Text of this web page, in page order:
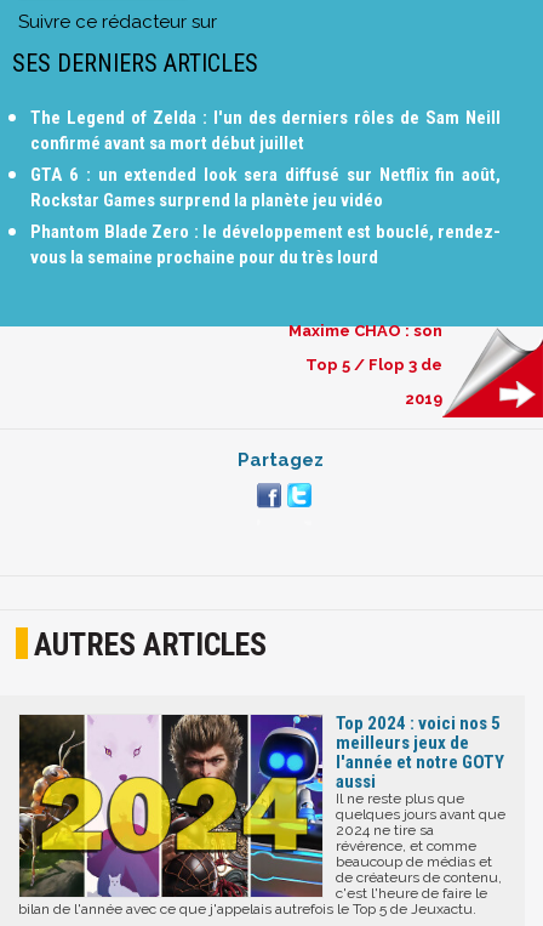
Suivre ce rédacteur sur
SES DERNIERS ARTICLES
The Legend of Zelda : l'un des derniers rôles de Sam Neill
confirmé avant sa mort début juillet
GTA 6 : un extended look sera diffusé sur Netflix fin août,
Rockstar Games surprend la planète jeu vidéo
Phantom Blade Zero : le développement est bouclé, rendez-
vous la semaine prochaine pour du très lourd
Maxime CHAO : son
Top 5 / Flop 3 de
2019
Partagez
AUTRES ARTICLES
Top 2024 : voici nos 5
meilleurs jeux de
l'année et notre GOTY
aussi
Il ne reste plus que
quelques jours avant que
2024 ne tire sa
révérence, et comme
beaucoup de médias et
de créateurs de contenu,
c'est l'heure de faire le
bilan de l'année avec ce que j'appelais autrefois le Top 5 de Jeuxactu.